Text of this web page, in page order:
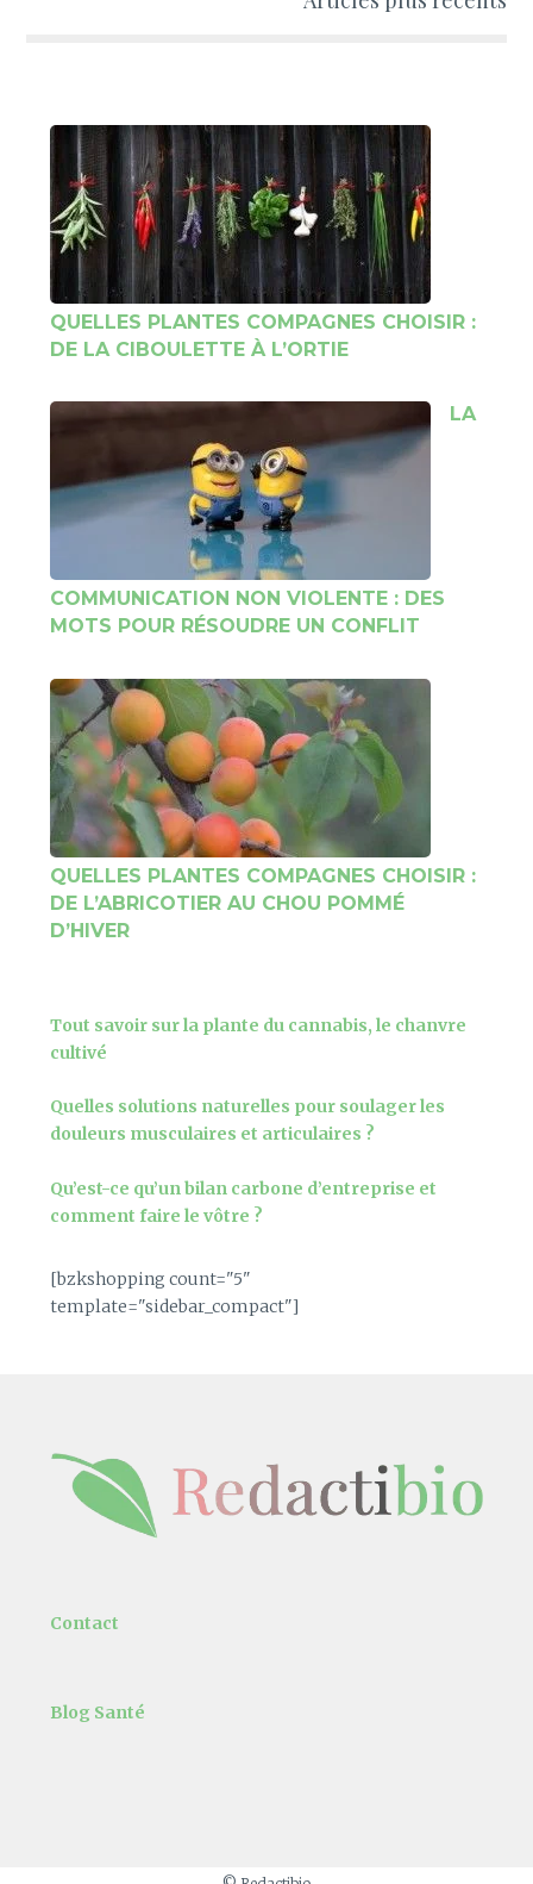
QUELLES PLANTES COMPAGNES CHOISIR :
DE LA CIBOULETTE À L’ORTIE
LA
COMMUNICATION NON VIOLENTE : DES
MOTS POUR RÉSOUDRE UN CONFLIT
QUELLES PLANTES COMPAGNES CHOISIR :
DE L’ABRICOTIER AU CHOU POMMÉ
D’HIVER
Tout savoir sur la plante du cannabis, le chanvre
cultivé
Quelles solutions naturelles pour soulager les
douleurs musculaires et articulaires ?
Qu’est-ce qu’un bilan carbone d’entreprise et
comment faire le vôtre ?
[bzkshopping count="5"
template="sidebar_compact"]
Contact
Blog Santé